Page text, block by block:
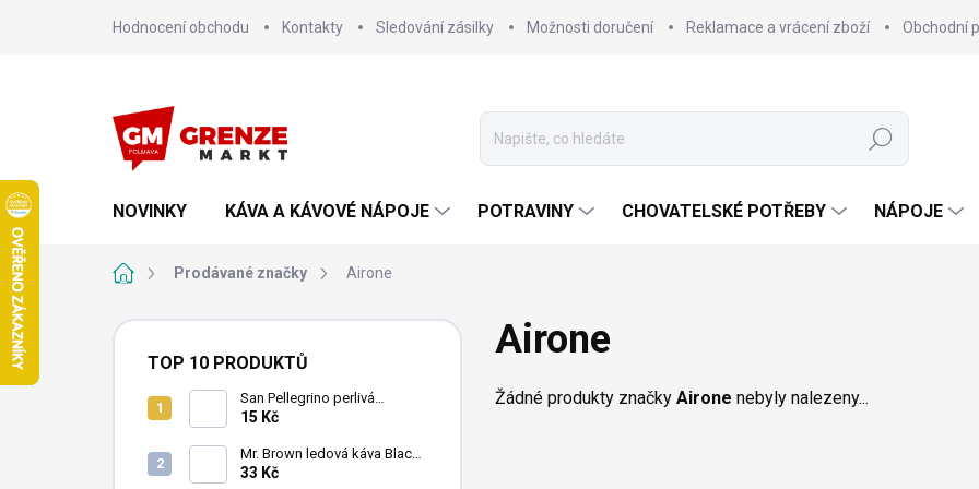
Hodnocení obchodu Kontakty Sledování zásilky Možnosti doručení Reklamace a vrácení zboží Obchodní
Hledat
NOVINKY KÁVA A KÁVOVÉ NÁPOJE POTRAVINY CHOVATELSKÉ POTŘEBY NÁPOJE
DomůProdávané značky Airone
P
TOP 10 PRODUKTŮ
San Pellegrino perlivá
minerální voda 500ml
15 Kč
Mr. Brown ledová káva Black
240 ml
33 Kč
Airone
Žádné produkty značky Airone nebyly nalezeny...